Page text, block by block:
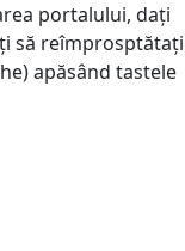
portalului, dați
să reîmprosptătați
apăsând tastele